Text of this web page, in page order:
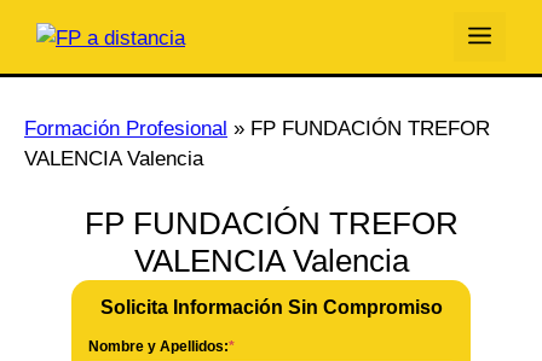
contenido
Formación Profesional » FP FUNDACIÓN TREFOR
VALENCIA Valencia
FP FUNDACIÓN TREFOR
VALENCIA Valencia
Solicita Información Sin Compromiso
Nombre y Apellidos:*